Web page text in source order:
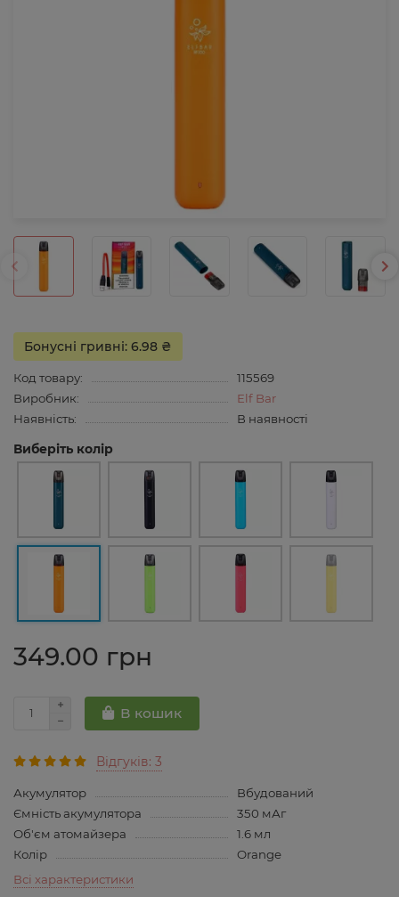
Бонусні гривні: 6.98 ₴
Код товару:
115569
Виробник:
Elf Bar
Наявність:
В наявності
Виберіть колір
349.00 грн
В кошик
Відгуків: 3
Акумулятор
Вбудований
Ємність акумулятора
350 мАг
Об'єм атомайзера
1.6 мл
Колір
Orange
Всі характеристики